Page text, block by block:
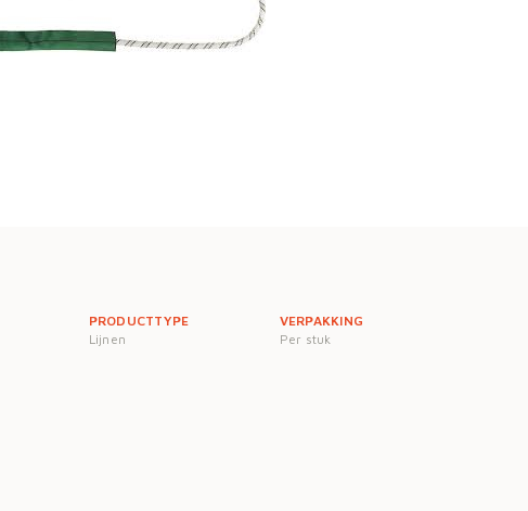
PRODUCTTYPE
Lijnen
VERPAKKING
Per stuk